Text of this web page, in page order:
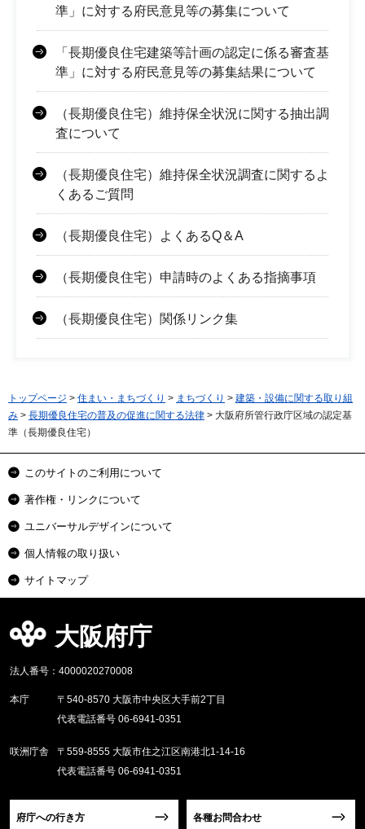
準」に対する府民意見等の募集について
「長期優良住宅建築等計画の認定に係る審査基
準」に対する府民意見等の募集結果について
（長期優良住宅）維持保全状況に関する抽出調
査について
（長期優良住宅）維持保全状況調査に関するよ
くあるご質問
（長期優良住宅）よくあるQ＆A
（長期優良住宅）申請時のよくある指摘事項
（長期優良住宅）関係リンク集
トップページ > 住まい・まちづくり > まちづくり > 建築・設備に関する取り組
み > 長期優良住宅の普及の促進に関する法律 > 大阪府所管行政庁区域の認定基
準（長期優良住宅）
このサイトのご利用について
著作権・リンクについて
ユニバーサルデザインについて
個人情報の取り扱い
サイトマップ
大阪府庁
法人番号：4000020270008
本庁
〒540-8570 大阪市中央区大手前2丁目
代表電話番号 06-6941-0351
咲洲庁舎
〒559-8555 大阪市住之江区南港北1-14-16
代表電話番号 06-6941-0351
府庁への行き方 各種お問合わせ